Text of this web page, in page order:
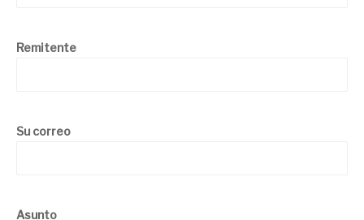
Remitente
Su correo
Asunto